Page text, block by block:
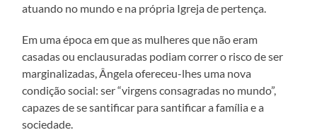
atuando no mundo e na própria Igreja de pertença.
Em uma época em que as mulheres que não eram
casadas ou enclausuradas podiam correr o risco de ser
marginalizadas, Ângela ofereceu-lhes uma nova
condição social: ser “virgens consagradas no mundo”,
capazes de se santificar para santificar a família e a
sociedade.